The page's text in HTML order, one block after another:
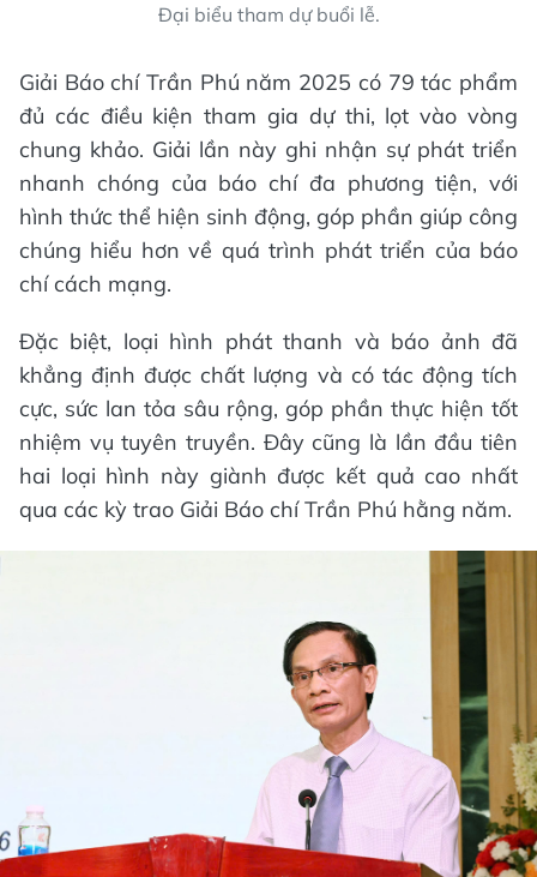
Đại biểu tham dự buổi lễ.
Giải Báo chí Trần Phú năm 2025 có 79 tác phẩm
đủ các điều kiện tham gia dự thi, lọt vào vòng
chung khảo. Giải lần này ghi nhận sự phát triển
nhanh chóng của báo chí đa phương tiện, với
hình thức thể hiện sinh động, góp phần giúp công
chúng hiểu hơn về quá trình phát triển của báo
chí cách mạng.
Đặc biệt, loại hình phát thanh và báo ảnh đã
khẳng định được chất lượng và có tác động tích
cực, sức lan tỏa sâu rộng, góp phần thực hiện tốt
nhiệm vụ tuyên truyền. Đây cũng là lần đầu tiên
hai loại hình này giành được kết quả cao nhất
qua các kỳ trao Giải Báo chí Trần Phú hằng năm.